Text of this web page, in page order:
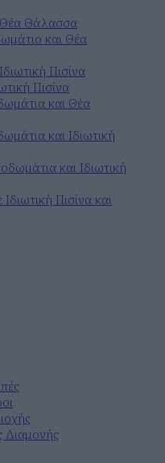
Θάλασσα
και Θέα
Πισίνα
Πισίνα
και Θέα
και Ιδιωτική
και Ιδιωτική
Πισίνα και
Διαμονής